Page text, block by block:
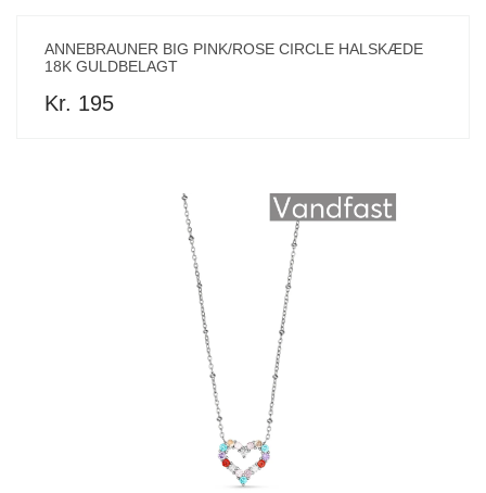
ANNEBRAUNER BIG PINK/ROSE CIRCLE HALSKÆDE
18K GULDBELAGT
Kr. 195